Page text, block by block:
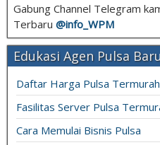
Gabung Channel Telegram
Terbaru @info_ WPM
Edukasi Agen Pulsa
Daftar Harga Pulsa Termurah
Fasilitas Server Pulsa
Cara Memulai Bisnis Pulsa